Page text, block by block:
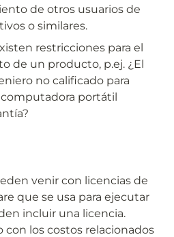
de otros usuarios de
o similares.
restricciones para el
de un producto, p.ej. ¿El
no calificado para
portátil
venir con licencias de
que se usa para ejecutar
incluir una licencia.
con los costos relacionados